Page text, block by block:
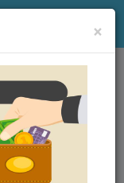
MENU
宿
法民宿865號
號
×